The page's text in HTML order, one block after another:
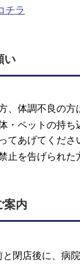
チラ
い
、体調不良の方
・ペットの持
てあげてくださ
止を告げられた
案内
と閉店後に、病